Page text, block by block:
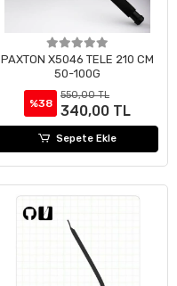
PAXTON X5046 TELE 210 CM
50-100G
%38
550,00 TL
340,00 TL
Sepete Ekle